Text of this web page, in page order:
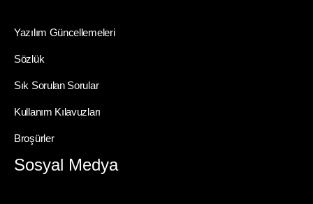
Yazılım Güncellemeleri
Sözlük
Sık Sorulan Sorular
Kullanım Kılavuzları
Broşürler
Sosyal Medya